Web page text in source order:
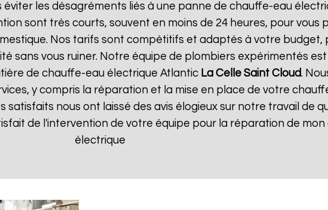
les désagréments liés à une panne de chauffe-eau
sont très courts, souvent en moins de 24 heures, pour vous
Nos tarifs sont compétitifs et adaptés à votre budget,
sans vous ruiner. Notre équipe de plombiers expérimentés
de chauffe-eau électrique Atlantic La Celle Saint Cloud.
y compris la réparation et la mise en place de votre
satisfaits nous ont laissé des avis élogieux sur notre travail de
de l'intervention de votre équipe pour la réparation de
électrique